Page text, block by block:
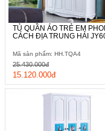
TỦ QUẦN ÁO TRẺ EM
CÁCH ĐỊA TRUNG HẢI
Mã sản phẩm: HH.TQA4
15.120.000đ
25.430.000đ